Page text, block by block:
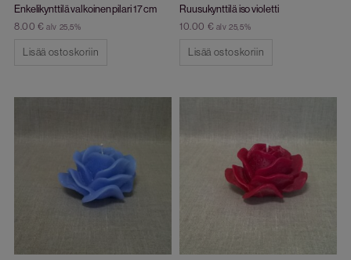
Enkelikynttilä valkoinen pilari 17 cm
8.00 € alv 25,5%
Lisää ostoskoriin
Ruusukynttilä iso violetti
10.00 € alv 25,5%
Lisää ostoskoriin